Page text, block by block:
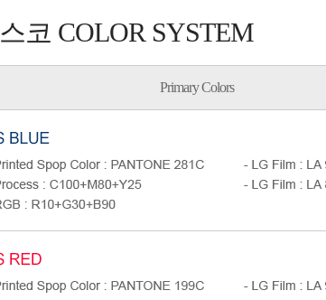
코 COLOR SYSTEM
Primary Colors